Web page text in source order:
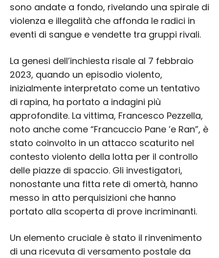
sono andate a fondo, rivelando una spirale di
violenza e illegalità che affonda le radici in
eventi di sangue e vendette tra gruppi rivali.
La genesi dell’inchiesta risale al 7 febbraio
2023, quando un episodio violento,
inizialmente interpretato come un tentativo
di rapina, ha portato a indagini più
approfondite. La vittima, Francesco Pezzella,
noto anche come “Francuccio Pane ’e Ran”, è
stato coinvolto in un attacco scaturito nel
contesto violento della lotta per il controllo
delle piazze di spaccio. Gli investigatori,
nonostante una fitta rete di omertà, hanno
messo in atto perquisizioni che hanno
portato alla scoperta di prove incriminanti.
Un elemento cruciale è stato il rinvenimento
di una ricevuta di versamento postale da